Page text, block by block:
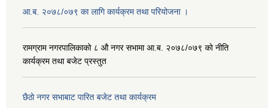
आ.ब. २०७८/०७९ का लागि कार्यक्रम तथा परियोजना ।
‍रामग्राम नगरपालिकाको ८ औ नगर सभामा आ‍.ब. २०७८/०७९ को नीति
कार्यक्रम तथा बजेट प्रस्तुत
छै‌ठाे नगर सभाबाट पारित बजेट तथा कार्यक्रम